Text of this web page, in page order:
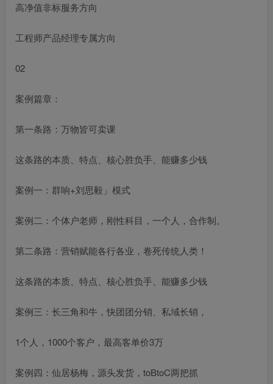
高净值非标服务方向
工程师产品经理专属方向
02
案例篇章：
第一条路：万物皆可卖课
这条路的本质、特点、核心胜负手、能赚多少钱
案例一：群响+刘思毅」模式
案例二：个体户老师，刚性科目，一个人，合作制。
第二条路：营销赋能各行各业，卷死传统人类！
这条路的本质、特点、核心胜负手、能赚多少钱
案例三：长三角和牛，快团团分销、私域长销，
1个人，1000个客户，最高客单价3万
案例四：仙居杨梅，源头发货，toBtoC两把抓